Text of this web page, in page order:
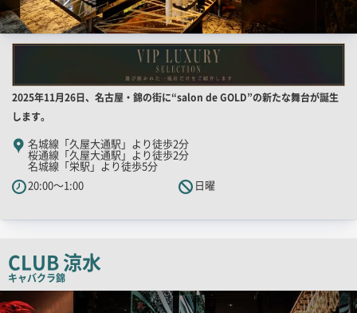
店
舗
PR
キ
ッ
ー
2025年11月26日、名古屋・錦の街に“salon de GOLD”の新たな舞台が誕生
します。
名城線「久屋大通駅」より徒歩2分
桜通線「久屋大通駅」より徒歩2分
名城線「栄駅」より徒歩5分
20:00～1:00
日曜
CLUB 涼水
キャバクラ錦
検
索